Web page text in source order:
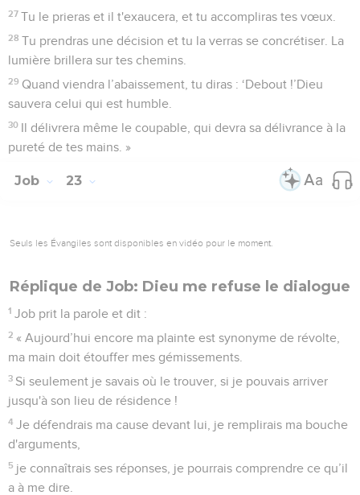
27 Tu le prieras et il t'exaucera, et tu accompliras tes vœux.
28 Tu prendras une décision et tu la verras se concrétiser. La
lumière brillera sur tes chemins.
29 Quand viendra l’abaissement, tu diras : ‘Debout !’Dieu
sauvera celui qui est humble.
30 Il délivrera même le coupable, qui devra sa délivrance à la
pureté de tes mains. »
Job 23
Seuls les Évangiles sont disponibles en vidéo pour le moment.
Réplique de Job: Dieu me refuse le dialogue
1 Job prit la parole et dit :
2 « Aujourd’hui encore ma plainte est synonyme de révolte,
ma main doit étouffer mes gémissements.
3 Si seulement je savais où le trouver, si je pouvais arriver
jusqu'à son lieu de résidence !
4 Je défendrais ma cause devant lui, je remplirais ma bouche
d'arguments,
5 je connaîtrais ses réponses, je pourrais comprendre ce qu’il
a à me dire.